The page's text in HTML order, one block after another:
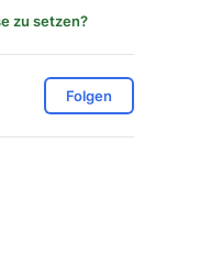
zu setzen?
Folgen